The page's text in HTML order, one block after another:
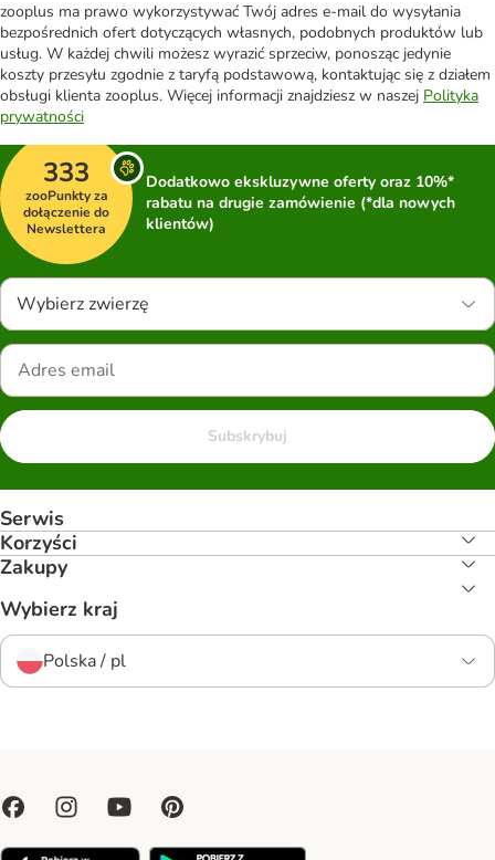
zooplus ma prawo wykorzystywać Twój adres e-mail do wysyłania
bezpośrednich ofert dotyczących własnych, podobnych produktów lub
usług. W każdej chwili możesz wyrazić sprzeciw, ponosząc jedynie
koszty przesyłu zgodnie z taryfą podstawową, kontaktując się z działem
obsługi klienta zooplus. Więcej informacji znajdziesz w naszej Polityka
prywatności
333
zooPunkty za
dołączenie do
Newslettera
Dodatkowo ekskluzywne oferty oraz 10%*
rabatu na drugie zamówienie (*dla nowych
klientów)
Wybierz zwierzę
Subskrybuj
Serwis
Korzyści
Zakupy
Wybierz kraj
Polska / pl